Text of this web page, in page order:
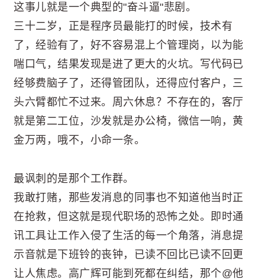
这事儿就是一个典型的"奋斗逼"悲剧。
三十二岁，正是程序员最能打的时候，技术有
了，经验有了，好不容易混上个管理岗，以为能
喘口气，结果发现是进了更大的火坑。写代码已
经够费脑子了，还得管团队，还得应付客户，三
头六臂都忙不过来。周六休息？不存在的，客厅
就是第二工位，沙发就是办公椅，微信一响，黄
金万两，哦不，小命一条。
最讽刺的是那个工作群。
我敢打赌，那些发消息的同事也不知道他当时正
在抢救，但这就是现代职场的恐怖之处。即时通
讯工具让工作入侵了生活的每一个角落，消息提
示音就是下班铃的丧钟，已读不回比已读不回更
让人焦虑。高广辉可能到死都在纠结，那个@他